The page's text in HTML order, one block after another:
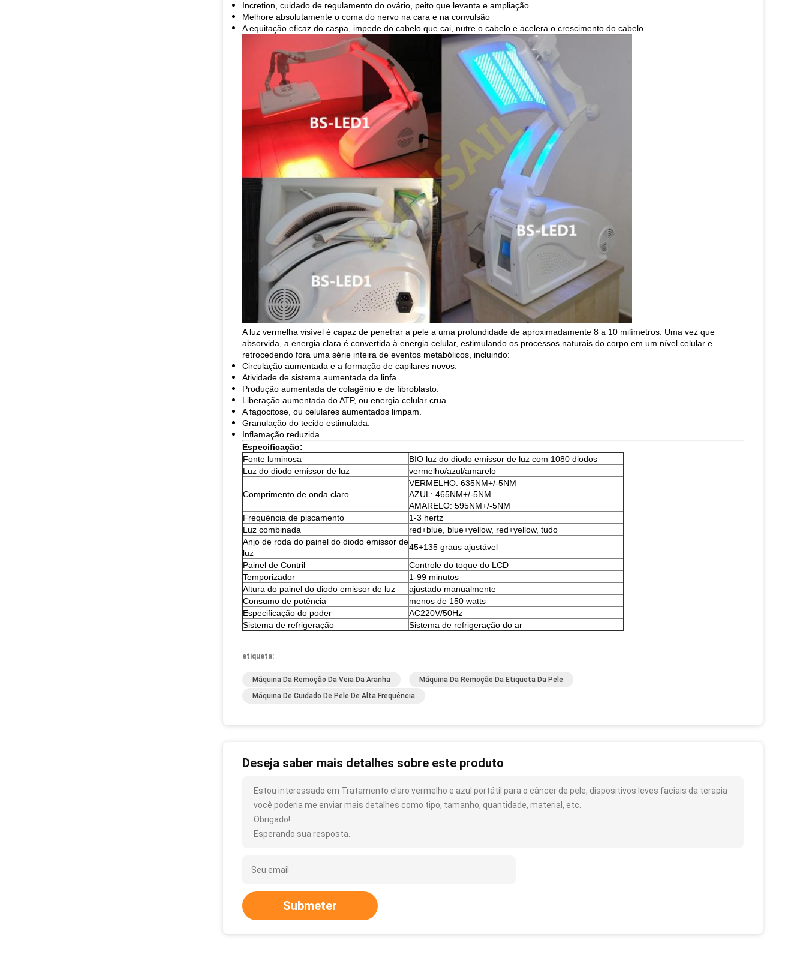
Incretion, cuidado de regulamento do ovário, peito que levanta e ampliação
Melhore absolutamente o coma do nervo na cara e na convulsão
A equitação eficaz do caspa, impede do cabelo que cai, nutre o cabelo e acelera o crescimento do cabelo
A luz vermelha visível é capaz de penetrar a pele a uma profundidade de aproximadamente 8 a 10 milímetros. Uma vez que
absorvida, a energia clara é convertida à energia celular, estimulando os processos naturais do corpo em um nível celular e
retrocedendo fora uma série inteira de eventos metabólicos, incluindo:
Circulação aumentada e a formação de capilares novos.
Atividade de sistema aumentada da linfa.
Produção aumentada de colagênio e de fibroblasto.
Liberação aumentada do ATP, ou energia celular crua.
A fagocitose, ou celulares aumentados limpam.
Granulação do tecido estimulada.
Inflamação reduzida
Especificação:
Fonte luminosa
BIO luz do diodo emissor de luz com 1080 diodos
Luz do diodo emissor de luz
vermelho/azul/amarelo
Comprimento de onda claro
VERMELHO: 635NM+/-5NM
AZUL: 465NM+/-5NM
AMARELO: 595NM+/-5NM
Frequência de piscamento
1-3 hertz
Luz combinada
red+blue, blue+yellow, red+yellow, tudo
Anjo de roda do painel do diodo emissor de
luz
45+135 graus ajustável
Painel de Contril
Controle do toque do LCD
Temporizador
1-99 minutos
Altura do painel do diodo emissor de luz
ajustado manualmente
Consumo de potência
menos de 150 watts
Especificação do poder
AC220V/50Hz
Sistema de refrigeração
Sistema de refrigeração do ar
etiqueta:
Máquina Da Remoção Da Veia Da Aranha
Máquina Da Remoção Da Etiqueta Da Pele
Máquina De Cuidado De Pele De Alta Frequência
Deseja saber mais detalhes sobre este produto
Estou interessado em Tratamento claro vermelho e azul portátil para o câncer de pele, dispositivos leves faciais da terapia
você poderia me enviar mais detalhes como tipo, tamanho, quantidade, material, etc.
Obrigado!
Esperando sua resposta.
Submeter